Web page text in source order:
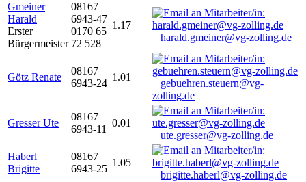
Gmeiner
Harald
Erster
Bürgermeister
08167
6943-47
0170 65
72 528
1.17
harald.gmeiner@vg-zolling.de
Götz Renate
08167
6943-24
1.01
gebuehren.steuern@vg-
zolling.de
Gresser Ute
08167
6943-11
0.01
ute.gresser@vg-zolling.de
Haberl
Brigitte
08167
6943-25
1.05
brigitte.haberl@vg-zolling.de